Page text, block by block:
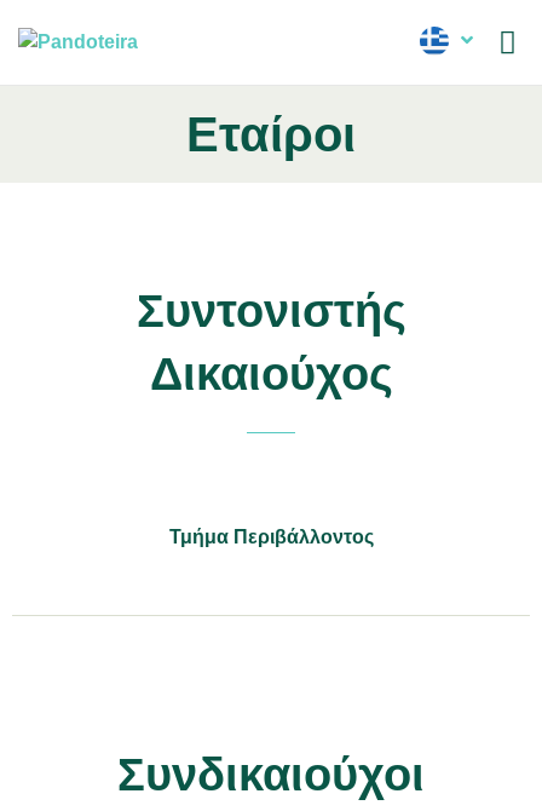
Εταίροι
Συντονιστής
Δικαιούχος
Τμήμα Περιβάλλοντος
Συνδικαιούχοι